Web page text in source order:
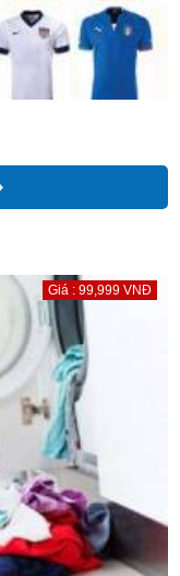
Giá : 99,999 VNĐ